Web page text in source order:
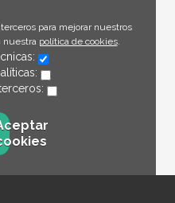
para mejorar nuestros
nuestra política de cookies.